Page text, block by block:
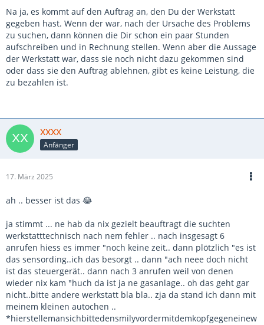
Na ja, es kommt auf den Auftrag an, den Du der Werkstatt
gegeben hast. Wenn der war, nach der Ursache des Problems
zu suchen, dann können die Dir schon ein paar Stunden
aufschreiben und in Rechnung stellen. Wenn aber die Aussage
der Werkstatt war, dass sie noch nicht dazu gekommen sind
oder dass sie den Auftrag ablehnen, gibt es keine Leistung, die
zu bezahlen ist.
xxxx
Anfänger
17. März 2025
ah .. besser ist das 😂
ja stimmt ... ne hab da nix gezielt beauftragt die suchten
werkstatttechnisch nach nem fehler .. nach insgesagt 6
anrufen hiess es immer "noch keine zeit.. dann plötzlich "es ist
das sensording..ich das besorgt .. dann "ach neee doch nicht
ist das steuergerät.. dann nach 3 anrufen weil von denen
wieder nix kam "huch da ist ja ne gasanlage.. oh das geht gar
nicht..bitte andere werkstatt bla bla.. zja da stand ich dann mit
meinem kleinen autochen ..
*hierstellemansichbittedensmilyvordermitdemkopfgegeneinew